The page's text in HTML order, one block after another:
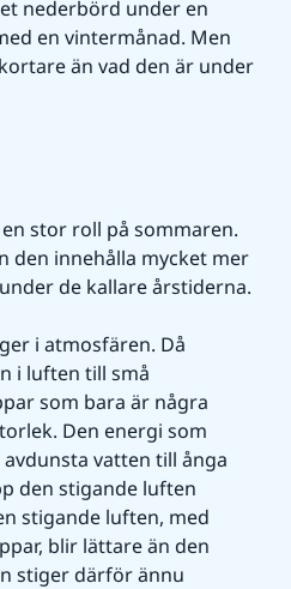
nederbörd under en
en vintermånad. Men
än vad den är under
stor roll på sommaren.
den innehålla mycket mer
de kallare årstiderna.
i atmosfären. Då
i luften till små
som bara är några
Den energi som
vatten till ånga
den stigande luften
stigande luften, med
blir lättare än den
stiger därför ännu